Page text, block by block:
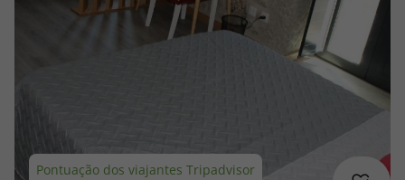
Promoções
Rede de Lojas
Pontuação dos viajantes Tripadvisor